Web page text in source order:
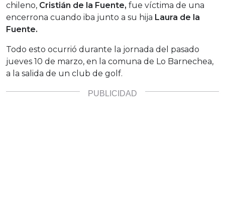
chileno, Cristián de la Fuente, fue víctima de una
encerrona cuando iba junto a su hija Laura de la
Fuente.
Todo esto ocurrió durante la jornada del pasado
jueves 10 de marzo, en la comuna de Lo Barnechea,
a la salida de un club de golf.